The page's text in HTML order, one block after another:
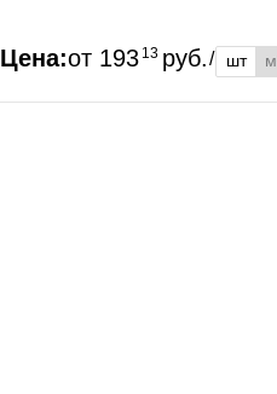
Цена:от 193 13руб.
/ шт